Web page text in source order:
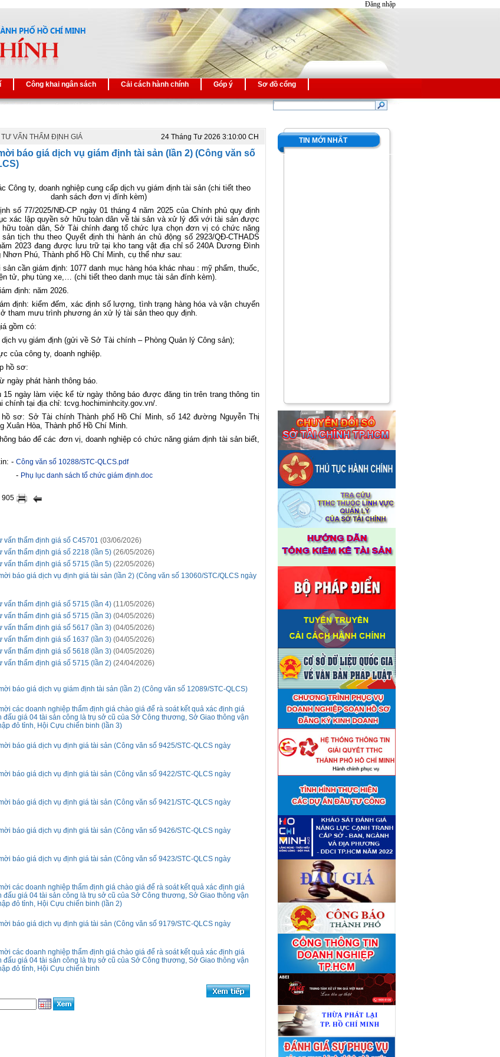
Đăng nhập
Công khai ngân sách Cải cách hành chính Góp ý Sơ đồ cổng
VẤN THẨM ĐỊNH GIÁ 24 Tháng Tư 2026 3:10:00 CH
báo giá dịch vụ giám định tài sản (lần 2) (Công văn số
Công ty, doanh nghiệp cung cấp dịch vụ giám định tài sản (chi tiết theo
danh sách đơn vị đính kèm)
số 77/2025/NĐ-CP ngày 01 tháng 4 năm 2025 của Chính phủ quy định
xác lập quyền sở hữu toàn dân về tài sản và xử lý đối với tài sản được
toàn dân, Sở Tài chính đangtổ chức lựa chọn đơn vị có chức năng
tịch thu theo Quyết định thi hành án chủ động số 2923/QĐ-CTHADS
2023 đang được lưu trữ tại kho tang vật địa chỉ số 240A Dương Đình
Nhơn Phú, Thành phố Hồ Chí Minh, cụ thể như sau:
sản cần giám định: 1077 danh mục hàng hóa khác nhau : mỹ phẩm, thuốc,
tử, phụ tùng xe,… (chi tiết theo danh mục tài sản đính kèm).
định: năm 2026.
định: kiểm đếm, xác định số lượng, tình trạng hàng hóa và vận chuyển
tham mưu trình phương án xử lý tài sản theo quy định.
gồm có:
vụ giám định (gửi về Sở Tài chính – Phòng Quản lý Công sản);
của công ty, doanh nghiệp.
hồ sơ:
ngày phát hành thông báo.
15 ngày làm việc kể từ ngày thông báo được đăng tin trên trang thông tin
chính tại địa chỉ: tcvg.hochiminhcity.gov.vn/.
sơ: Sở Tài chính Thành phố Hồ Chí Minh, số 142 đường Nguyễn Thị
Xuân Hòa, Thành phố Hồ Chí Minh.
báo để các đơn vị, doanh nghiệp có chức năng giám định tài sảnbiết,
- Công văn số 10288/STC-QLCS.pdf
- Phụ lục danh sách tổ chức giám định.doc
905
vấn thẩm định giá số C45701 (03/06/2026)
vấn thẩm định giá số 2218 (lần 5) (26/05/2026)
vấn thẩm định giá số 5715 (lần 5) (22/05/2026)
báo giá dịch vụ định giá tài sản (lần 2) (Công văn số 13060/STC/QLCS ngày
vấn thẩm định giá số 5715 (lần 4) (11/05/2026)
vấn thẩm định giá số 5715 (lần 3) (04/05/2026)
vấn thẩm định giá số 5617 (lần 3) (04/05/2026)
vấn thẩm định giá số 1637 (lần 3) (04/05/2026)
vấn thẩm định giá số 5618 (lần 3) (04/05/2026)
vấn thẩm định giá số 5715 (lần 2) (24/04/2026)
báo giá dịch vụ giám định tài sản (lần 2) (Công văn số 12089/STC-QLCS)
các doanh nghiệp thẩm định giá chào giá để rà soát kết quả xác định giá
đấu giá 04 tài sản công là trụ sở cũ của Sở Công thương, Sở Giao thông vận
đỏ tỉnh, Hội Cựu chiến binh (lần 3)
báo giá dịch vụ định giá tài sản (Công văn số 9425/STC-QLCS ngày
báo giá dịch vụ định giá tài sản (Công văn số 9422/STC-QLCS ngày
báo giá dịch vụ định giá tài sản (Công văn số 9421/STC-QLCS ngày
báo giá dịch vụ định giá tài sản (Công văn số 9426/STC-QLCS ngày
báo giá dịch vụ định giá tài sản (Công văn số 9423/STC-QLCS ngày
các doanh nghiệp thẩm định giá chào giá để rà soát kết quả xác định giá
đấu giá 04 tài sản công là trụ sở cũ của Sở Công thương, Sở Giao thông vận
đỏ tỉnh, Hội Cựu chiến binh (lần 2)
báo giá dịch vụ định giá tài sản (Công văn số 9179/STC-QLCS ngày
các doanh nghiệp thẩm định giá chào giá để rà soát kết quả xác định giá
đấu giá 04 tài sản công là trụ sở cũ của Sở Công thương, Sở Giao thông vận
đỏ tỉnh, Hội Cựu chiến binh
TIN MỚI NHẤT
Thuê đơn vị tư vấn thẩm định
giá tài sản theo 09 Yêu cầu
định giá tài sản (04/08)
■ Quyết định số 4489/QĐ-
UBND ngày 21 tháng 7 năm
2026 của Ủy ban nhân dân
Thành phố về việc công bố
danh mục thủ tục hành chính
bị bãi bỏ lĩnh vực Công nghệ
thông tin thuộc phạm vi chức
năng quản lý của Sở Tài
chính (27/07)
Quyết định số 4477/QĐ-
UBND ngày 20 tháng 7 năm
2026 của Ủy ban nhân dân
Thành phố về việc công bố
danh mục thủ tục hành chính
nội bộ mới ban hành lĩnh vực
Công nghệ thông tin thuộc
phạm vi chức năng quản lý
của Sở Tài chính (27/07)
Thuê đơn vị tư vấn thẩm định
giá số C45701 (lần 2)
(27/07)
Thuê đơn vị tư vấn thẩm định
giá số 38965 (27/07)